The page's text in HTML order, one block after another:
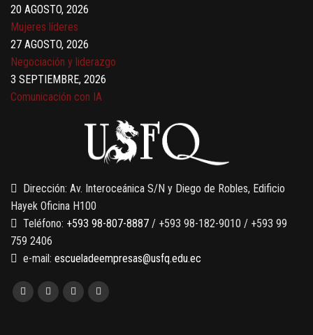
20 AGOSTO, 2026
Mujeres líderes
27 AGOSTO, 2026
Negociación y liderazgo
3 SEPTIEMBRE, 2026
Comunicación con IA
Gobernanza de datos
13 AGOSTO, 2026
Finanzas para no financieros
Dirección: Av. Interoceánica S/N y Diego de Robles, Edificio
Hayek Oficina H100
Teléfono: +593 98-807-8887 / +593 98-182-9010 / +593 99
759 2406
e-mail: escueladeempresas@usfq.edu.ec